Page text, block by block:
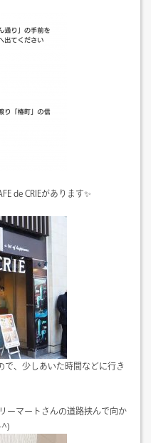
de CRIEがあります✨
で、少しあいた時間などに行き
ーマートさんの道路挟んで向か
^)